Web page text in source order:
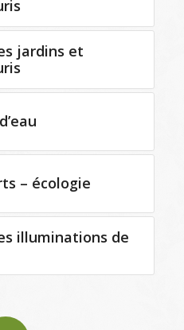
jardins et
– écologie
illuminations de